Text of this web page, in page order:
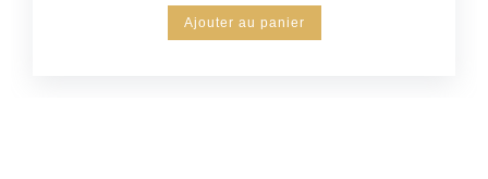
Ajouter au panier